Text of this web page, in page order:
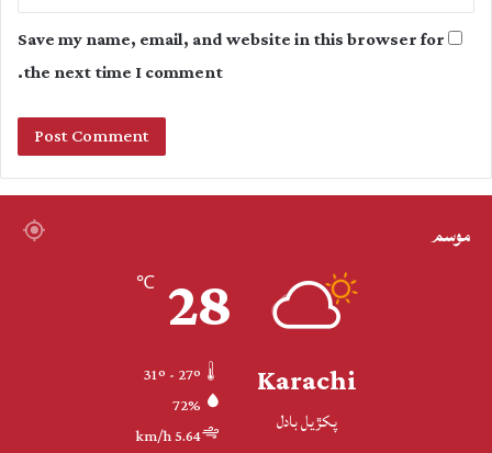
Save my name, email, and website in this browser for
the next time I comment.
موسم
Karachi
پکڙيل بادل
28
℃
72%
5.64 km/h